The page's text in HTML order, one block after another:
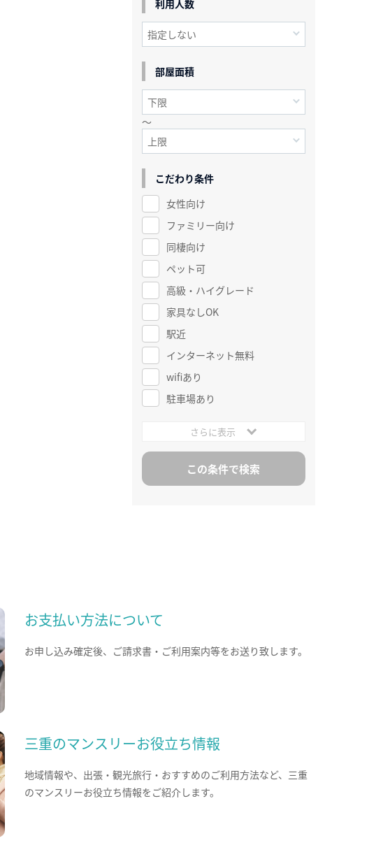
利用人数
部屋面積
～
こだわり条件
女性向け
ファミリー向け
同棲向け
ペット可
高級・ハイグレード
家具なしOK
駅近
インターネット無料
wifiあり
駐車場あり
さらに表示
お支払い方法について
お申し込み確定後、ご請求書・ご利用案内等をお送り致します。
三重のマンスリーお役立ち情報
地域情報や、出張・観光旅行・おすすめのご利用方法など、三重
のマンスリーお役立ち情報をご紹介します。